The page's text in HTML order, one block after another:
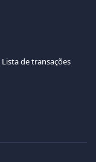
Lista de transações